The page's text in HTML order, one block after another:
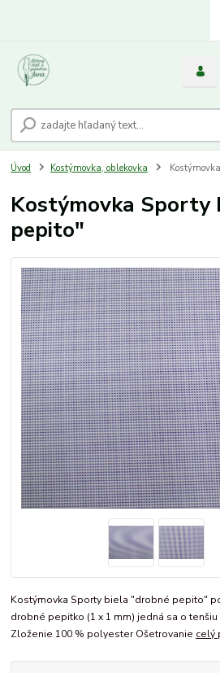
Úvod Kostýmovka, oblekovka
Kostýmovka Sporty
pepito"
Kostýmovka Sporty biela "drobné pepito"
drobné pepitko (1 x 1 mm) jedná sa o tenšiu
Zloženie 100 % polyester Ošetrovanie celý